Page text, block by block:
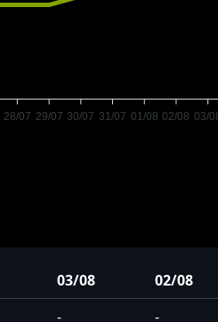
28/07 29/07 30/07 31/07 01/08 02/08 03/
03/08 02/08
- -